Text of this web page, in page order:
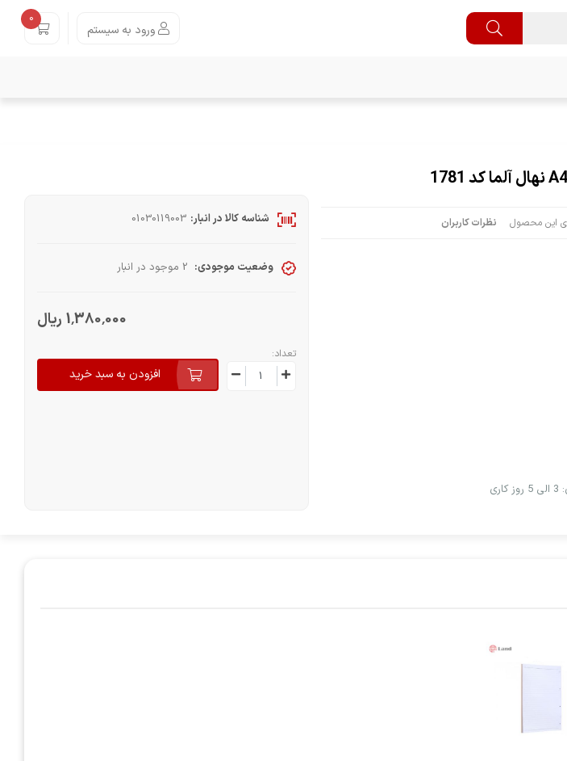
ورود به سیستم
0
این محصول نظرات کاربران شناسه کالا در انبار: 01030119003
وضعیت موجودی: 2 موجود در انبار
1٬380٬000 ریال
تعداد:
افزودن به سبد خرید